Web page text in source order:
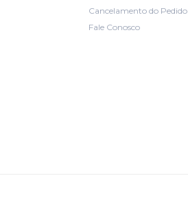
Cancelamento do Pedido
Fale Conosco